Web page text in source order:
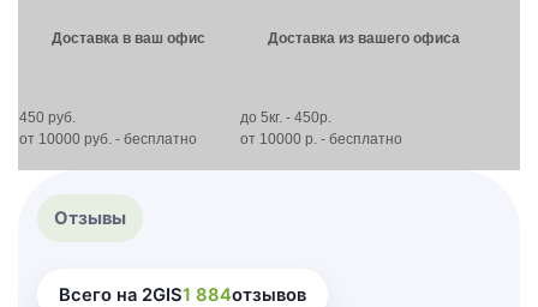
Доставка в ваш офис Доставка из вашего офиса
450 руб.
от 10000 руб. - бесплатно
до 5кг. - 450р.
от 10000 р. - бесплатно
Отзывы
Всего на 2GIS1 884отзывов